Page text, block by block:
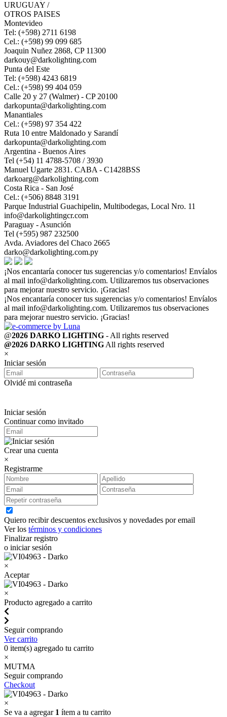
URUGUAY /
OTROS PAISES
Montevideo
Tel: (+598) 2711 6198
Cel.: (+598) 99 099 685
Joaquin Nuñez 2868, CP 11300
darkouy@darkolighting.com
Punta del Este
Tel: (+598) 4243 6819
Cel.: (+598) 99 404 059
Calle 20 y 27 (Walmer) - CP 20100
darkopunta@darkolighting.com
Manantiales
Cel.: (+598) 97 354 422
Ruta 10 entre Maldonado y Sarandí
darkopunta@darkolighting.com
Argentina - Buenos Aires
Tel (+54) 11 4788-5708 / 3930
Manuel Ugarte 2831. CABA - C1428BSS
darkoarg@darkolighting.com
Costa Rica - San José
Cel.: (+506) 8848 3191
Parque Industrial Guachipelin, Multibodegas, Local Nro. 11
info@darkolightingcr.com
Paraguay - Asunción
Tel (+595) 987 232500
Avda. Aviadores del Chaco 2665
darko@darkolighting.com.py
¡Nos encantaría conocer tus sugerencias y/o comentarios! Envíalos
al mail info@darkolighting.com. Utilizaremos tus observaciones
para mejorar nuestro servicio. ¡Gracias!
¡Nos encantaría conocer tus sugerencias y/o comentarios! Envíalos
al mail info@darkolighting.com. Utilizaremos tus observaciones
para mejorar nuestro servicio. ¡Gracias!
@2026 DARKO LIGHTING - All rights reserved
@2026 DARKO LIGHTINGAll rights reserved
×
Iniciar sesión
Olvidé mi contraseña
Iniciar sesión
Continuar como invitado
Crear una cuenta
×
Registrarme
Quiero recibir descuentos exclusivos y novedades por email
Ver los términos y condiciones
Finalizar registro
o iniciar sesión
×
Aceptar
×
Producto agregado a carrito
Seguir comprando
Ver carrito
0 item(s) agregado tu carrito
×
MUTMA
Seguir comprando
Checkout
×
Se va a agregar 1 ítem a tu carrito